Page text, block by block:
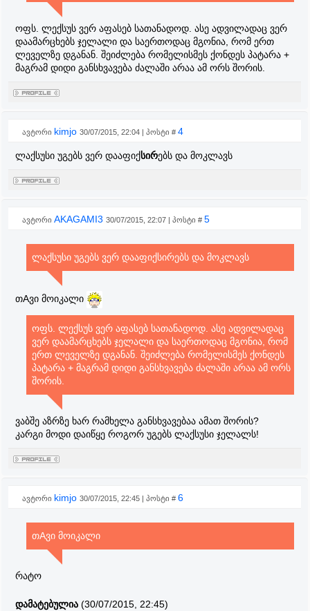
ოფს. ლექსუს ვერ აფასებ სათანადოდ. ასე ადვილადაც ვერ
დაამარცხებს ჯელალი და საერთოდაც მგონია, რომ ერთ
ლეველზე დგანან. შეიძლება რომელისმეს ქონდეს პატარა +
მაგრამ დიდი განსხვავება ძალაში არაა ამ ორს შორის.
ავტორი kimjo 30/07/2015, 22:04 | პოსტი # 4
ლაქსუსი უგებს ვერ დააფიქსირებს და მოკლავს
ავტორი AKAGAMI3 30/07/2015, 22:07 | პოსტი # 5
ლაქსუსი უგებს ვერ დააფიქსირებს და მოკლავს
თAვი მოიკალი
ოფს. ლექსუს ვერ აფასებ სათანადოდ. ასე ადვილადაც
ვერ დაამარცხებს ჯელალი და საერთოდაც მგონია, რომ
ერთ ლეველზე დგანან. შეიძლება რომელისმეს ქონდეს
პატარა + მაგრამ დიდი განსხვავება ძალაში არაა ამ ორს
შორის.
ვაბშე აზრზე ხარ რამხელა განსხვავებაა ამათ შორის?
კარგი მოდი დაიწყე როგორ უგებს ლაქსუსი ჯელალს!
ავტორი kimjo 30/07/2015, 22:45 | პოსტი # 6
თAვი მოიკალი
რატო
დამატებულია (30/07/2015, 22:45)